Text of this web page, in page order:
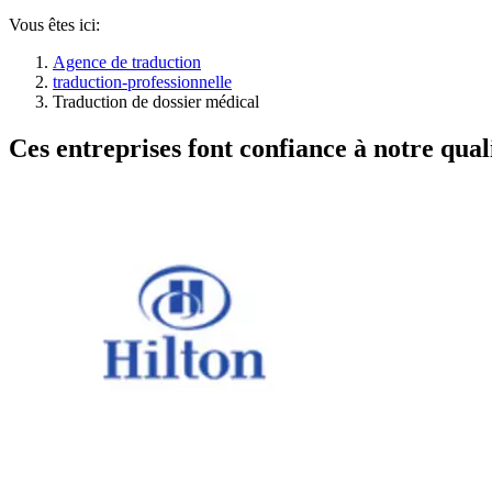
Vous êtes ici:
Agence de traduction
traduction-professionnelle
Traduction de dossier médical
Ces entreprises font confiance à notre